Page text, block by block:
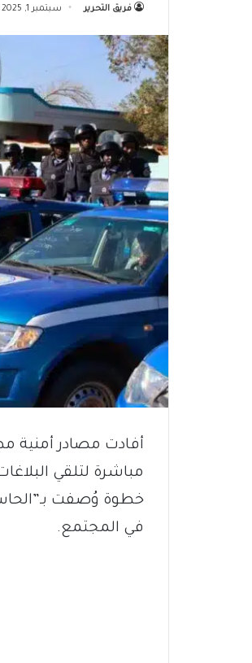
فريق التحرير سبتمبر 1, 2025
أفادت مصادر أمنية
مباشرة لتلقي
خطوة وُصفت
في المجتمع.